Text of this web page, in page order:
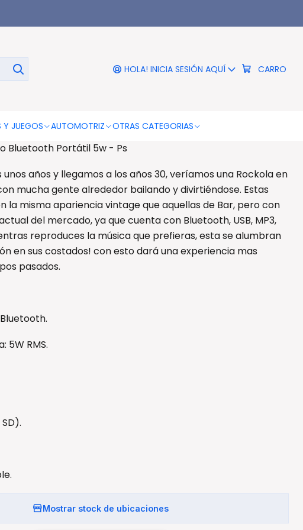
HOLA! INICIA SESIÓN AQUÍ CARRO
Y JUEGOS AUTOMOTRIZ OTRAS CATEGORIAS
Retro Bluetooth Portátil
5w - Ps
DESCRIPCIÓN
Bluetooth Portátil 5w - Ps
años y llegamos a los años 30, veríamos una Rockola en
mucha gente alrededor bailando y divirtiéndose. Estas
la misma apariencia vintage que aquellas de Bar, pero con
del mercado, ya que cuenta con Bluetooth, USB, MP3,
reproduces la música que prefieras, esta se alumbran
en sus costados! con esto dará una experiencia mas
pasados.
5W RMS.
Mostrar stock de ubicaciones